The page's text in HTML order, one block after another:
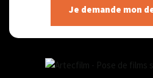
Je demande mon